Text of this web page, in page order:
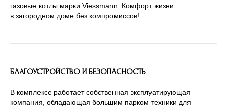
газовые котлы марки Viessmann. Комфорт жизни
в загородном доме без компромиссов!
БЛАГОУСТРОЙСТВО И БЕЗОПАСНОСТЬ
В комплексе работает собственная эксплуатирующая
компания, обладающая большим парком техники для